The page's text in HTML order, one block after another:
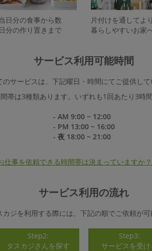
日分の食事から数
日分の作り置きまで
片付けを通してより
暮らしやすいお家
サービス利用可能時間
のサービスは、下記曜日・時間にてご提供して
帯は3種類あります。いずれも1回あたり3時間
- AM 9:00 ~ 12:00
- PM 13:00 ~ 16:00
- 夜 18:00 ~ 21:00
仕事を依頼できる時間帯は決まっていますか
サービス利用の流れ
カジを利用する際には、下記の順でご依頼が可
Step2:
タスカジさんを探す
Step3:
サービスを受け